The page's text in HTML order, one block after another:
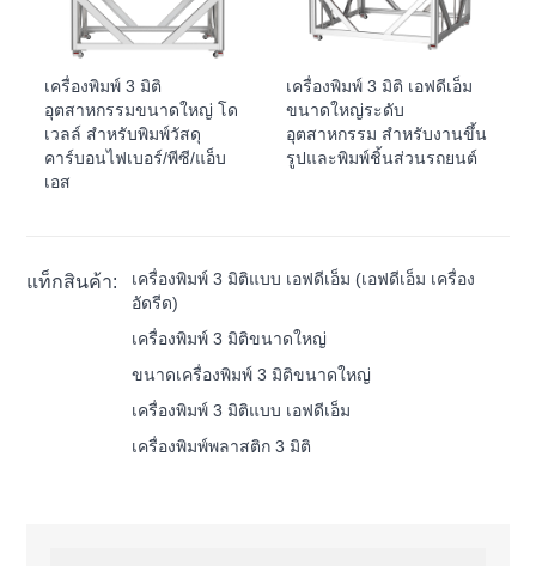
เครื่องพิมพ์ 3 มิติ
อุตสาหกรรมขนาดใหญ่ โด
เวลล์ สำหรับพิมพ์วัสดุ
คาร์บอนไฟเบอร์/พีซี/แอ็บ
เอส
เครื่องพิมพ์ 3 มิติ เอฟดีเอ็ม
ขนาดใหญ่ระดับ
อุตสาหกรรม สำหรับงานขึ้น
รูปและพิมพ์ชิ้นส่วนรถยนต์
แท็กสินค้า:
เครื่องพิมพ์ 3 มิติแบบ เอฟดีเอ็ม (เอฟดีเอ็ม เครื่อง
อัดรีด)
เครื่องพิมพ์ 3 มิติขนาดใหญ่
ขนาดเครื่องพิมพ์ 3 มิติขนาดใหญ่
เครื่องพิมพ์ 3 มิติแบบ เอฟดีเอ็ม
เครื่องพิมพ์พลาสติก 3 มิติ